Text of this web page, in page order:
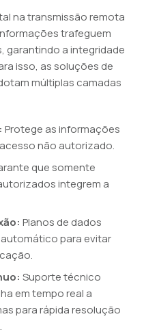
na transmissão remota
trafeguem
garantindo a integridade
isso, as soluções de
múltiplas camadas
Protege as informações
não autorizado.
que somente
integrem a
Planos de dados
para evitar
Suporte técnico
em tempo real a
para rápida resolução